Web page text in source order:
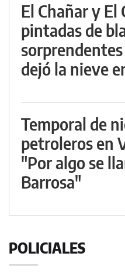
El Chañar y El
pintadas de
dejó la nieve
Temporal de
petroleros en
"Por algo se
Barrosa"
POLICIALES